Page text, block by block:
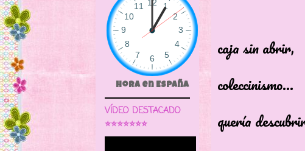
Hace ya
caja sin abrir,
una
coleccinismo...
Una
quería
Hora en España
VÍDEO DESTACADO
⭐⭐⭐⭐⭐⭐⭐